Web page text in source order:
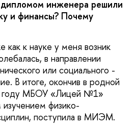
дипломом инженера решили
и финансы? Почему
как к науке у меня возник
в направлении
или социального -
В итоге, окончив в родной
году МБОУ «Лицей №1»
изучением физико-
поступила в МИЭМ.